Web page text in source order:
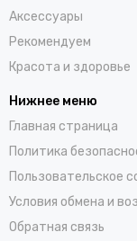
Аксессуары
Рекомендуем
Красота и здоровье
Нижнее меню
Главная страница
Политика
Пользовательское
Условия обмена и
Обратная связь